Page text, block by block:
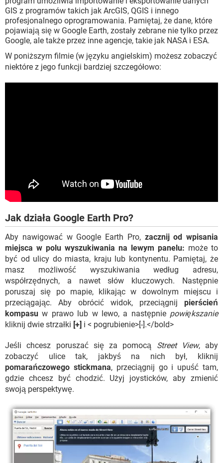
GIS z programów takich jak ArcGIS, QGIS i innego
profesjonalnego oprogramowania. Pamiętaj, że dane, które
pojawiają się w Google Earth, zostały zebrane nie tylko przez
Google, ale także przez inne agencje, takie jak NASA i ESA.
W poniższym filmie (w języku angielskim) możesz zobaczyć
niektóre z jego funkcji bardziej szczegółowo:
Jak działa Google Earth Pro?
Aby nawigować w Google Earth Pro, zacznij od wpisania
miejsca w polu wyszukiwania na lewym panelu: może to
być od ulicy do miasta, kraju lub kontynentu. Pamiętaj, że
masz możliwość wyszukiwania według adresu,
współrzędnych, a nawet słów kluczowych. Następnie
poruszaj się po mapie, klikając w dowolnym miejscu i
przeciągając. Aby obrócić widok, przeciągnij pierścień
kompasu w prawo lub w lewo, a następnie powiększanie
kliknij dwie strzałki [+] i < pogrubienie>[-].</bold>
Jeśli chcesz poruszać się za pomocą Street View, aby
zobaczyć ulice tak, jakbyś na nich był, kliknij
pomarańczowego stickmana, przeciągnij go i upuść tam,
gdzie chcesz być chodzić. Użyj joysticków, aby zmienić
swoją perspektywę.